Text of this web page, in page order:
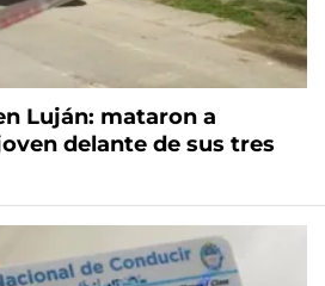
Luján: mataron a
delante de sus tres